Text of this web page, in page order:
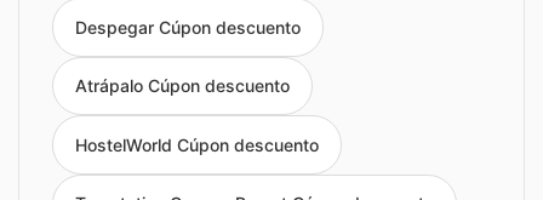
Despegar Cúpon descuento
Atrápalo Cúpon descuento
HostelWorld Cúpon descuento